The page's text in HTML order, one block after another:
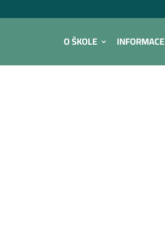
O ŠKOLE INFORMACE